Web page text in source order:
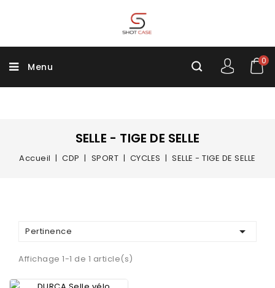
Menu
0
SELLE - TIGE DE SELLE
Accueil CDP SPORT CYCLES SELLE - TIGE DE SELLE
Pertinence 
Affichage 1-1 de 1 article(s)